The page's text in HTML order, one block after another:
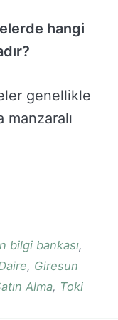
hangi
genellikle
manzaralı
bilgi bankası,
, Giresun
Alma, Toki